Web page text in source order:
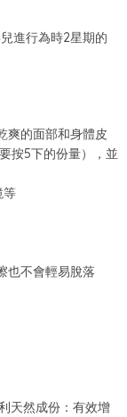
進行為時2星期的
爽的面部和身體皮
按5下的份量），並
等
也不會輕易脫落
天然成份：有效增